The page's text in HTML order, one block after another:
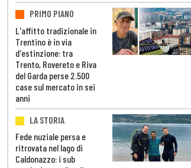
PRIMO PIANO
L'affitto tradizionale in
Trentino è in via
d'estinzione: tra
Trento, Rovereto e Riva
del Garda perse 2.500
case sul mercato in sei
anni
LA STORIA
Fede nuziale persa e
ritrovata nel lago di
Caldonazzo: i sub